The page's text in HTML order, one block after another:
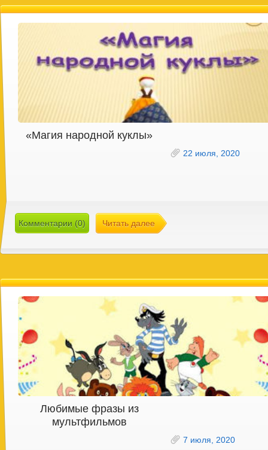
«Магия народной куклы»
22 июля, 2020
Комментарии (0) Читать далее
Любимые фразы из
мультфильмов
7 июля, 2020